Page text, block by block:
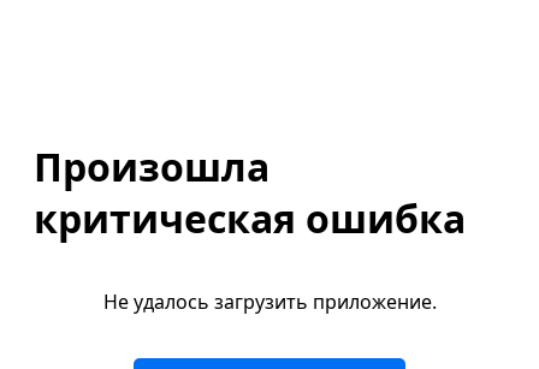
Произошла
критическая ошибка
Не удалось загрузить приложение.